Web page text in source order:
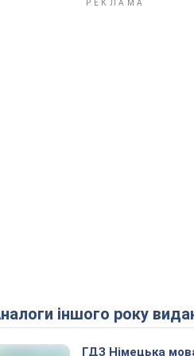
Аналоги іншого року
ГДЗ Німецька